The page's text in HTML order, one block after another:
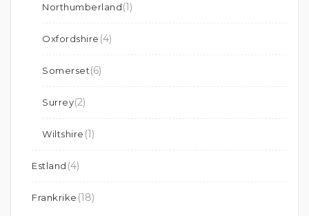
Northumberland(1)
Oxfordshire (4)
Somerset(6)
Surrey(2)
Wiltshire (1)
Estland (4)
Frankrike (18)